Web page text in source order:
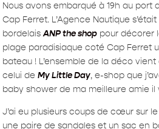
Nous avons embarqué à 19h au port
Cap Ferret. L’Agence Nautique
bordelaisANP the shop pour décorer
plage paradisiaque coté Cap Ferret
bateau ! L’ensemble de la déco
celui deMy Little Day, e-shop que
baby shower de ma meilleure amie il
J’ai eu plusieurs coups de cœur sur
une paire de sandales et un sac en